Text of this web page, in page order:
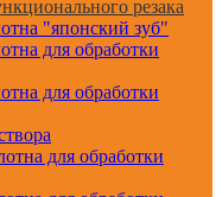
резака
"японский зуб"
для обработки
для обработки
для обработки